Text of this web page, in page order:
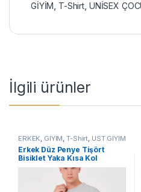
GİYİM T-Shirt UNİSEX
İlgili ürünler
ERKEK, GİYİM,T-Shirt, ÜST GİYİM
Erkek Düz Penye Tişört
Bisiklet Yaka Kısa Kol
Regular Fit T-Shirt – Gri